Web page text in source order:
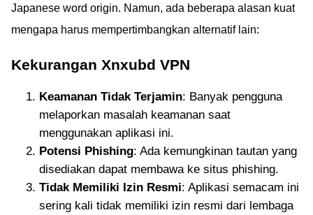
Japanese word origin. Namun, ada beberapa alasan kuat
mengapa harus mempertimbangkan alternatif lain:
Kekurangan Xnxubd VPN
Keamanan Tidak Terjamin: Banyak pengguna
melaporkan masalah keamanan saat
menggunakan aplikasi ini.
Potensi Phishing: Ada kemungkinan tautan yang
disediakan dapat membawa ke situs phishing.
Tidak Memiliki Izin Resmi: Aplikasi semacam ini
sering kali tidak memiliki izin resmi dari lembaga